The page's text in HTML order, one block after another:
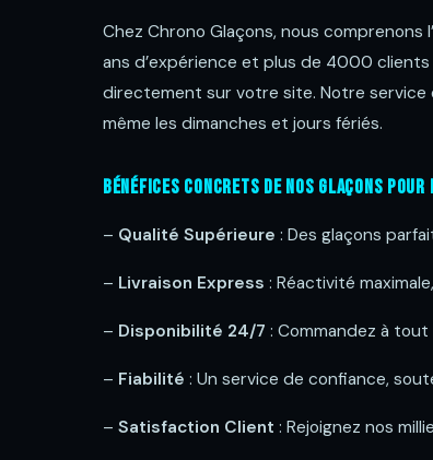
Chez Chrono Glaçons, nous comprenons
ans d’expérience et plus de 4000
directement sur votre site. Notre
même les dimanches et jours fériés.
Bénéfices Concrets de Nos Glaçons
– Qualité Supérieure : Des glaçons
– Livraison Express : Réactivité
– Disponibilité 24/7 : Commandez à
– Fiabilité : Un service de confiance,
– Satisfaction Client : Rejoignez nos